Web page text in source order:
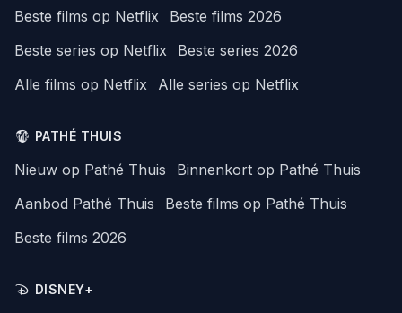
Beste films op Netflix
Beste films 2026
Beste series op Netflix
Beste series 2026
Alle films op Netflix
Alle series op Netflix
PATHÉ THUIS
Nieuw op Pathé Thuis
Binnenkort op Pathé Thuis
Aanbod Pathé Thuis
Beste films op Pathé Thuis
Beste films 2026
DISNEY+